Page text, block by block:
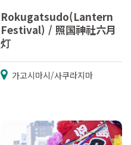
Rokugatsudo(Lantern
Festival) / 照国神社六月
灯
가고시마시/사쿠라지마